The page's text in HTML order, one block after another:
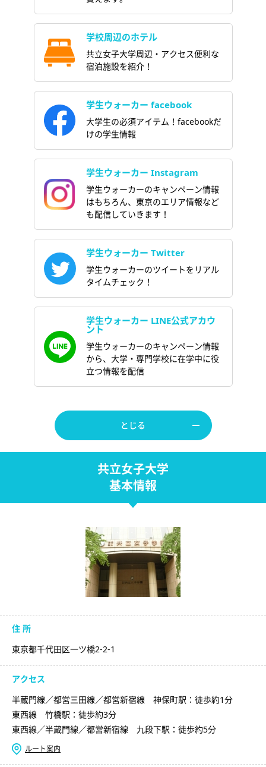
学校周辺のホテル
共立女子大学周辺・アクセス便利な
宿泊施設を紹介！
学生ウォーカー facebook
大学生の必須アイテム！facebookだ
けの学生情報
学生ウォーカー Instagram
学生ウォーカーのキャンペーン情報
はもちろん、東京のエリア情報など
も配信していきます！
学生ウォーカー Twitter
学生ウォーカーのツイートをリアル
タイムチェック！
学生ウォーカー LINE公式アカウ
ント
学生ウォーカーのキャンペーン情報
から、大学・専門学校に在学中に役
立つ情報を配信
とじる
共立女子大学
基本情報
住 所
東京都千代田区一ツ橋2-2-1
アクセス
半蔵門線／都営三田線／都営新宿線 神保町駅：徒歩約1分
東西線 竹橋駅：徒歩約3分
東西線／半蔵門線／都営新宿線 九段下駅：徒歩約5分
ルート案内